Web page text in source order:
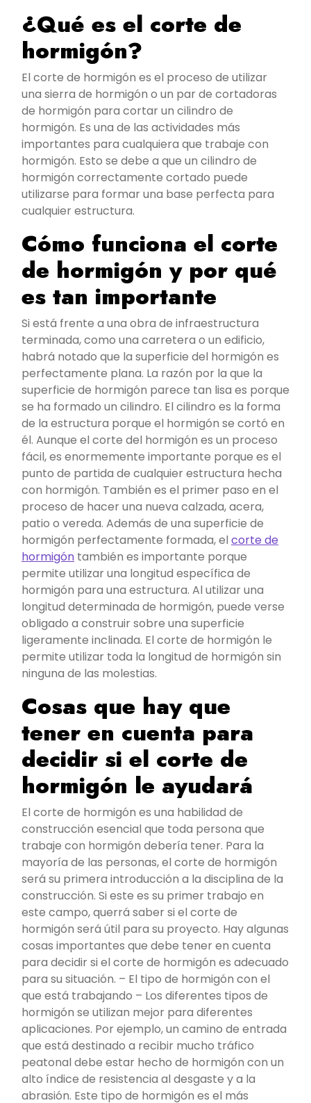
¿Qué es el corte de
hormigón?
El corte de hormigón es el proceso de utilizar
una sierra de hormigón o un par de cortadoras
de hormigón para cortar un cilindro de
hormigón. Es una de las actividades más
importantes para cualquiera que trabaje con
hormigón. Esto se debe a que un cilindro de
hormigón correctamente cortado puede
utilizarse para formar una base perfecta para
cualquier estructura.
Cómo funciona el corte
de hormigón y por qué
es tan importante
Si está frente a una obra de infraestructura
terminada, como una carretera o un edificio,
habrá notado que la superficie del hormigón es
perfectamente plana. La razón por la que la
superficie de hormigón parece tan lisa es porque
se ha formado un cilindro. El cilindro es la forma
de la estructura porque el hormigón se cortó en
él. Aunque el corte del hormigón es un proceso
fácil, es enormemente importante porque es el
punto de partida de cualquier estructura hecha
con hormigón. También es el primer paso en el
proceso de hacer una nueva calzada, acera,
patio o vereda. Además de una superficie de
hormigón perfectamente formada, el corte de
hormigón también es importante porque
permite utilizar una longitud específica de
hormigón para una estructura. Al utilizar una
longitud determinada de hormigón, puede verse
obligado a construir sobre una superficie
ligeramente inclinada. El corte de hormigón le
permite utilizar toda la longitud de hormigón sin
ninguna de las molestias.
Cosas que hay que
tener en cuenta para
decidir si el corte de
hormigón le ayudará
El corte de hormigón es una habilidad de
construcción esencial que toda persona que
trabaje con hormigón debería tener. Para la
mayoría de las personas, el corte de hormigón
será su primera introducción a la disciplina de la
construcción. Si este es su primer trabajo en
este campo, querrá saber si el corte de
hormigón será útil para su proyecto. Hay algunas
cosas importantes que debe tener en cuenta
para decidir si el corte de hormigón es adecuado
para su situación. – El tipo de hormigón con el
que está trabajando – Los diferentes tipos de
hormigón se utilizan mejor para diferentes
aplicaciones. Por ejemplo, un camino de entrada
que está destinado a recibir mucho tráfico
peatonal debe estar hecho de hormigón con un
alto índice de resistencia al desgaste y a la
abrasión. Este tipo de hormigón es el más